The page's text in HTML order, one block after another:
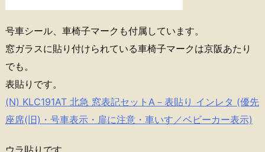
号車シール、車椅子マークも付属しています。
窓ガラスに貼り付けられている車椅子マークは京阪あたり
でも。
表貼りです。
(N) KLC191AT 北急 窓表記セットA－表貼り インレタ (優先
座席(旧)・号車表示・扉に注意・車いす／ベビーカー表示)